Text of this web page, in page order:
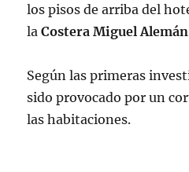
los pisos de arriba del
laCostera Miguel Alemán
Según las primeras
sido provocado por un
las habitaciones.